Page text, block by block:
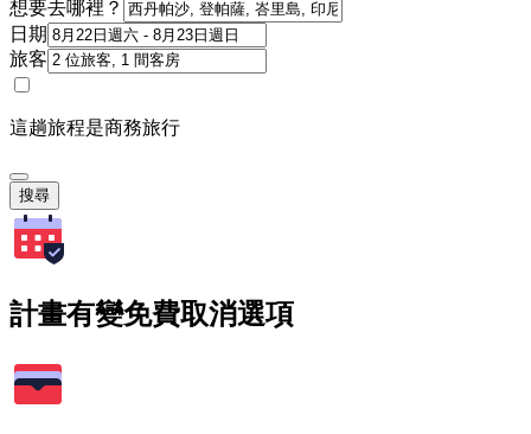
想要去哪裡？
日期
旅客
這趟旅程是商務旅行
搜尋
計畫有變免費取消選項